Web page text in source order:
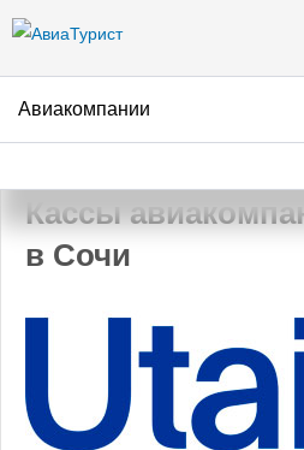
Авиакомпании
Кассы
в Сочи